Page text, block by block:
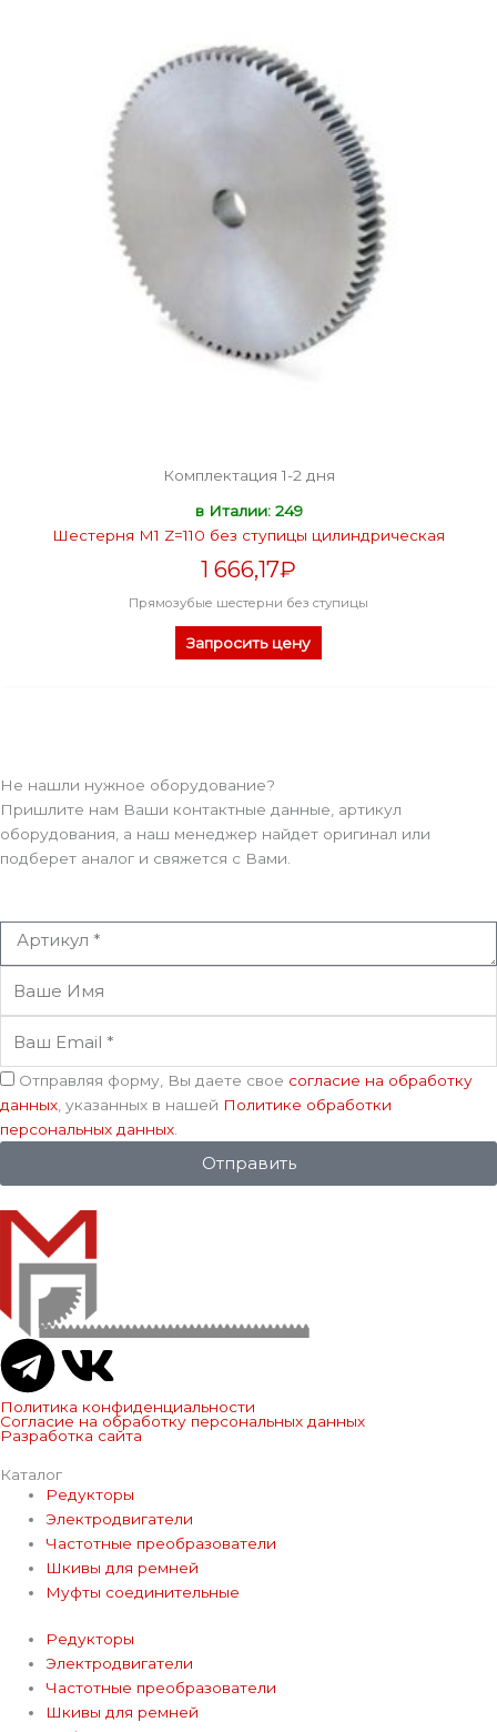
Комплектация 1-2 дня
в Италии: 249
Шестерня M1 Z=110 без ступицы цилиндрическая
1 666,17₽
Прямозубые шестерни без ступицы
Запросить цену
Не нашли нужное оборудование?
Пришлите нам Ваши контактные данные, артикул
оборудования, а наш менеджер найдет оригинал или
подберет аналог и свяжется с Вами.
Артикул
Имя
Email
Соглашение
Отправляя форму, Вы даете свое согласие на обработку
данных , указанных в нашей Политике обработки
персональных данных
Отправить
T
e
l
e
g
r
a
V
k
Политика конфиденциальности
Согласие на обработку персональных данных
Разработка сайта
Каталог
Редукторы
Электродвигатели
Частотные преобразователи
Шкивы для ремней
Муфты соединительные
Редукторы
Электродвигатели
Частотные преобразователи
Шкивы для ремней